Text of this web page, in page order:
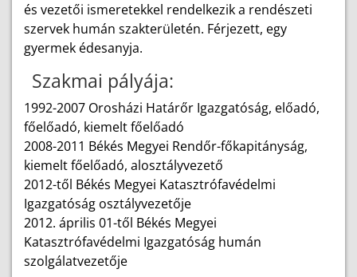
és vezetői ismeretekkel rendelkezik a rendészeti
szervek humán szakterületén. Férjezett, egy
gyermek édesanyja.
Szakmai pályája:
1992-2007 Orosházi Határőr Igazgatóság, előadó,
főelőadó, kiemelt főelőadó
2008-2011 Békés Megyei Rendőr-főkapitányság,
kiemelt főelőadó, alosztályvezető
2012-től Békés Megyei Katasztrófavédelmi
Igazgatóság osztályvezetője
2012. április 01-től Békés Megyei
Katasztrófavédelmi Igazgatóság humán
szolgálatvezetője